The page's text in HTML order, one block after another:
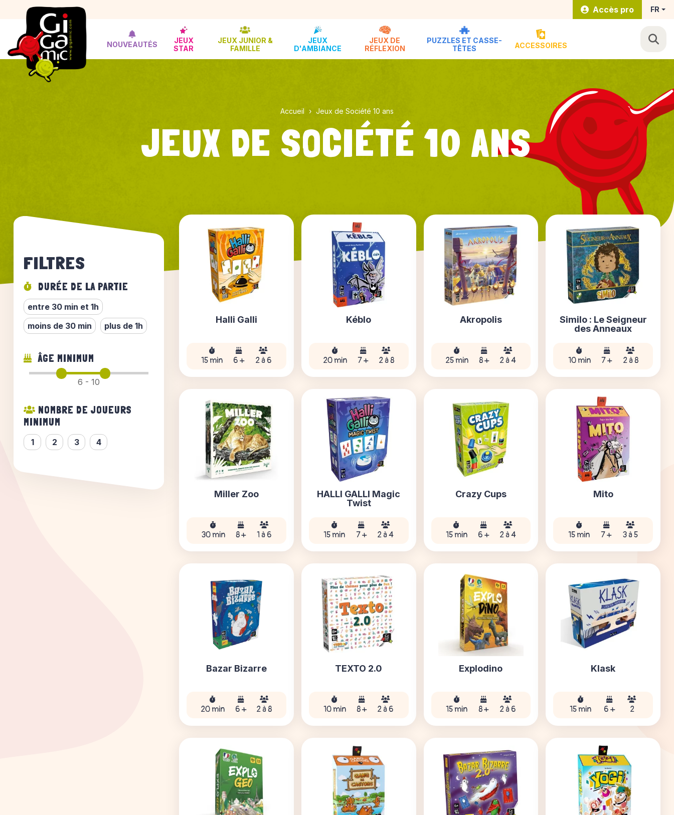
Accès pro FR
NOUVEAUTÉS
JEUX
STAR
JEUX JUNIOR &
FAMILLE
JEUX
D'AMBIANCE
JEUX DE
RÉFLEXION
PUZZLES ET CASSE-
TÊTES
ACCESSOIRES
Accueil Jeux de Société 10 ans
JEUX DE SOCIÉTÉ 10 ANS
FILTRES
DURÉE DE LA PARTIE
entre 30 min et 1h
moins de 30 min
plus de 1h
ÂGE MINIMUM
6 - 10
NOMBRE DE JOUEURS
MINIMUM
1 2 3 4
Halli Galli
15 min 6 + 2 à 6
Kéblo
20 min 7 + 2 à 8
Akropolis
25 min 8 + 2 à 4
Similo : Le Seigneur
des Anneaux
10 min 7 + 2 à 8
Miller Zoo
30 min 8 + 1 à 6
HALLI GALLI Magic
Twist
15 min 7 + 2 à 4
Crazy Cups
15 min 6 + 2 à 4
Mito
15 min 7 + 3 à 5
Bazar Bizarre
20 min 6 + 2 à 8
TEXTO 2.0
10 min 8 + 2 à 6
Explodino
15 min 8 + 2 à 6
Klask
15 min 6 + 2